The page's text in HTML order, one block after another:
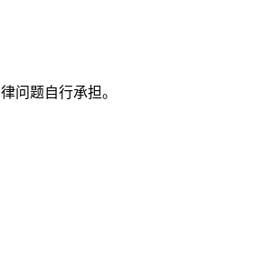
问题自行承担。